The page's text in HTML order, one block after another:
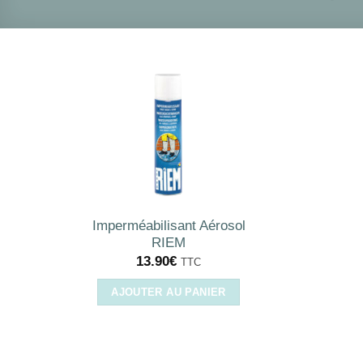
Imperméabilisant Aérosol
RIEM
13.90€ TTC
AJOUTER AU PANIER